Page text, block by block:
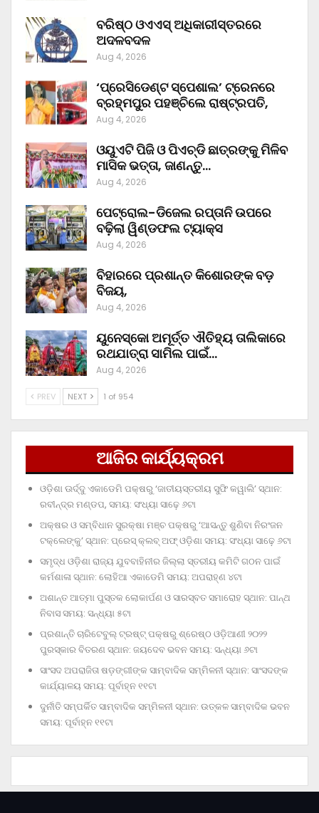
ବରିଷ୍ଠ ଓଏଏସ୍‌ ଅଧିକାରୀସ୍ତରରେ
ଅଦଳବଦଳ
Aug 4, 2026
‘ପ୍ରେସିଡେଣ୍ଟ ସ୍ପେଶାଲ’ ଟ୍ରେନରେ
ବ୍ରହ୍ମପୁର ପହଞ୍ଚିଲେ ରାଷ୍ଟ୍ରପତି,
Aug 4, 2026
ଓୟୁଏଟି ପିଜି ଓ ପିଏଚ୍‌ଡି ଛାତ୍ରଙ୍କୁ ମିଳିବ
ମାସିକ ଭତ୍ତା, ଜାଣନ୍ତୁ…
Aug 4, 2026
ପେଟ୍ରୋଲ-ଡିଜେଲ ରପ୍ତାନି ଉପରେ
ବଢ଼ିଲା ୱିଣ୍ଡଫଲ ଟ୍ୟାକ୍ସ
Aug 4, 2026
ବିହାରରେ ପ୍ରଶାନ୍ତ କିଶୋରଙ୍କ ବଡ଼
ବିଜୟ,
Aug 4, 2026
ୟୁନେସ୍କୋ ଅମୂର୍ତ୍ତ ଐତିହ୍ୟ ତାଲିକାରେ
ରଥଯାତ୍ରା ସାମିଲ ପାଇଁ…
Aug 4, 2026
PREV NEXT 1 of 954
ଆଜିର କାର୍ଯ୍ୟକ୍ରମ
ଓଡ଼ିଶା ଊର୍ଦ୍ଦୁ ଏକାଡେମି ପକ୍ଷରୁ ‘ଜାତୀୟସ୍ତରୀୟ ସୁଫି କୱାଲି’ ସ୍ଥାନ:
ରବୀନ୍ଦ୍ର ମଣ୍ଡପ, ସମୟ: ସଂଧ୍ୟା ସାଢ଼େ ୬ଟା
ଅକ୍ଷର ଓ ସମ୍ବିଧାନ ସୁରକ୍ଷା ମଞ୍ଚ ପକ୍ଷରୁ ‘ଆସନ୍ତୁ ଶୁଣିବା ନିରଂଜନ
ଟକ୍‌ଲେଙ୍କୁ’ ସ୍ଥାନ: ପ୍ରେସ୍‌ କ୍ଲବ୍‌ ଅଫ୍‌ ଓଡ଼ିଶା ସମୟ: ସଂଧ୍ୟା ସାଢ଼େ ୬ଟା
ସମୃଦ୍ଧ ଓଡ଼ିଶା ରାଜ୍ୟ ଯୁବବାହିନୀର ଜିଲ୍ଲା ସ୍ତରୀୟ କମିଟି ଗଠନ ପାଇଁ
କର୍ମଶାଳା ସ୍ଥାନ: ଲୋହିଆ ଏକାଡେମି ସମୟ: ଅପରାହ୍‌ଣ ୪ଟା
ଅଶାନ୍ତ ଆତ୍ମା ପୁସ୍ତକ ଲୋକାର୍ପଣ ଓ ସାରସ୍ବତ ସମାରୋହ ସ୍ଥାନ: ପାନ୍ଥ
ନିବାସ ସମୟ: ସନ୍ଧ୍ୟା ୫ଟା
ପ୍ରଶାନ୍ତି ଚାରିଟେବୁଲ୍‌ ଟ୍ରଷ୍ଟ୍‌ ପକ୍ଷରୁ ଶ୍ରେଷ୍ଠ ଓଡ଼ିଆଣୀ ୨୦୨୨
ପୁରସ୍କାର ବିତରଣ ସ୍ଥାନ: ଜୟଦେବ ଭବନ ସମୟ: ସନ୍ଧ୍ୟା ୬ଟା
ସାଂସଦ ଅପରାଜିତା ଷଡ଼ଙ୍ଗୀଙ୍କ ସାମ୍ବାଦିକ ସମ୍ମିଳନୀ ସ୍ଥାନ: ସାଂସଦଙ୍କ
କାର୍ଯ୍ୟାଳୟ ସମୟ: ପୂର୍ବାହ୍ନ ୧୧ଟା
ଦୁର୍ନୀତି ସମ୍ପର୍କିତ ସାମ୍ବାଦିକ ସମ୍ମିଳନୀ ସ୍ଥାନ: ଉତ୍କଳ ସାମ୍ବାଦିକ ଭବନ
ସମୟ: ପୂର୍ବାହ୍ନ ୧୧ଟା